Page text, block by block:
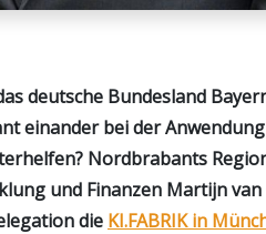
deutsche Bundesland
einander bei der
Nordbrabants
und Finanzen Martijn
die KI.FABRIK in